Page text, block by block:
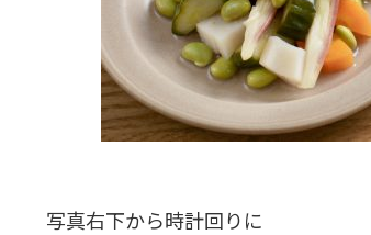
写真右下から時計回りに